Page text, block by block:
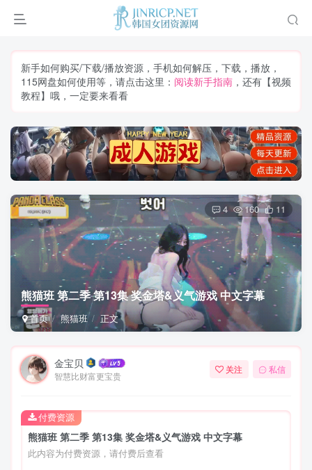
新手如何购买/下载/播放资源，手机如何解压，下载，播放，
115网盘如何使用等，请点击这里： 阅读新手指南 ，还有【视频
教程】哦，一定要来看看
熊猫班 第二季 第13集 奖金塔&义气游戏 中文字幕
首页 熊猫班 正文
4 160 11
金宝贝
智慧比财富更宝贵
关注 私信
熊猫班 第二季 第13集 奖金塔&义气游戏 中文字幕
此内容为付费资源，请付费后查看
付费资源